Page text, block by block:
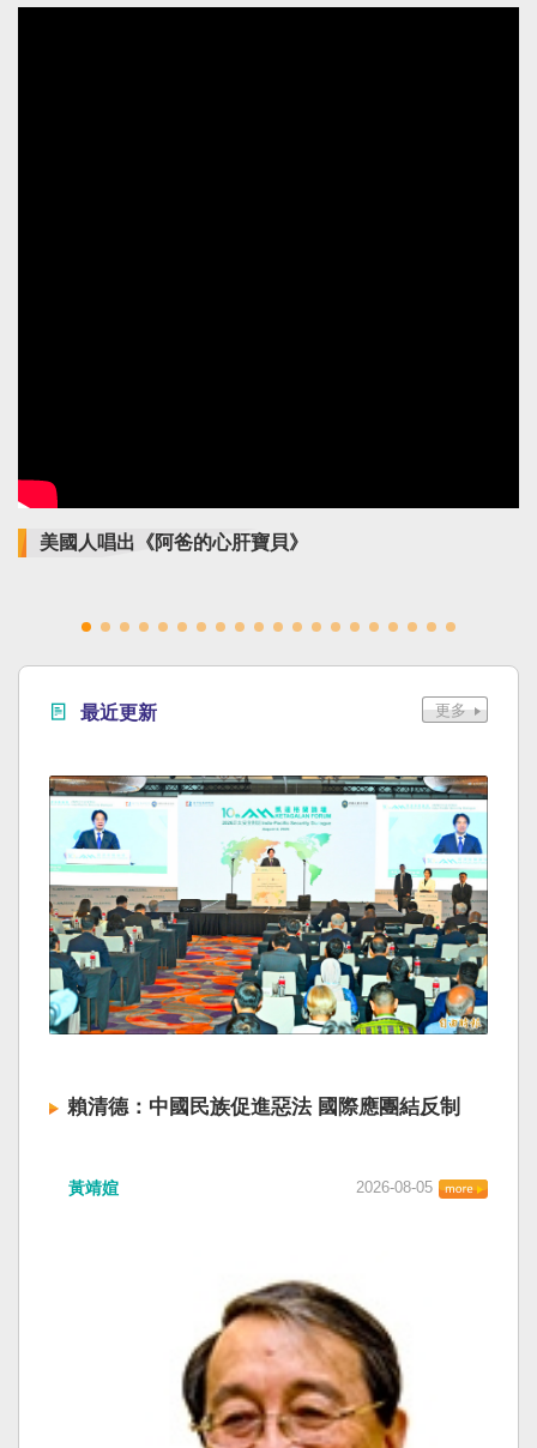
美國人唱出《阿爸的心肝寶貝》
最近更新
賴清德：中國民族促進惡法 國際應團結反制
「民族團結進步促進法」對各國人民進行政治審
統賴清德昨日於凱達格蘭論壇致詞表示，中國的
「民促法」不僅侵害台灣主權，更透過跨國鎮
壓，對世界各國人民進行政治審查、製造寒蟬效
應，是國際社會應該團結反制的惡法；台灣不會
接受統戰滲透和紅色恐怖、不會坐視中國將壓迫
黑手伸進台灣，或任何自由國家與地區。 不會坐
視北京黑手伸進台灣 賴清德指出，中國上個月不
黃靖媗 2026-08-05